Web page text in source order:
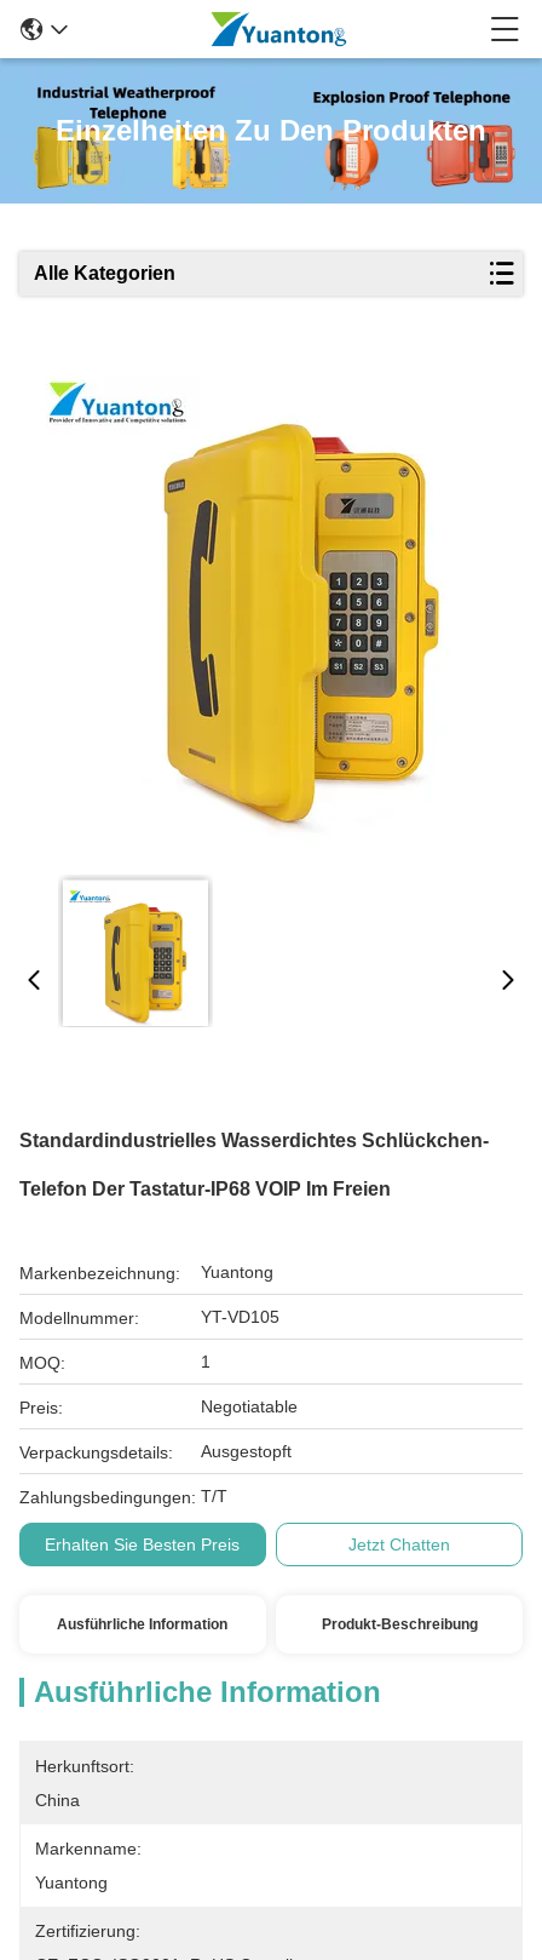
Einzelheiten Zu Den Produkten
Alle Kategorien
Standardindustrielles Wasserdichtes Schlückchen-
Telefon Der Tastatur-IP68 VOIP Im Freien
Markenbezeichnung: Yuantong
Modellnummer: YT-VD105
MOQ: 1
Preis: Negotiatable
Verpackungsdetails: Ausgestopft
Zahlungsbedingungen: T/T
Erhalten Sie Besten Preis Jetzt Chatten
Ausführliche Information Produkt-Beschreibung
Ausführliche Information
Herkunftsort:
China
Markenname:
Yuantong
Zertifizierung: